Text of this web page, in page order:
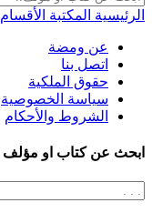
الرئيسية المكتبة الأقسام
عن ومضة
اتصل بنا
حقوق الملكية
سياسة الخصوصية
الشروط والأحكام
ابحث عن كتاب او مؤلف